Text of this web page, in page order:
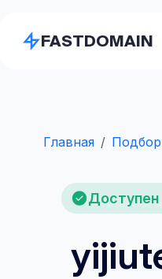
FASTDOMAIN
Главная
Доступен